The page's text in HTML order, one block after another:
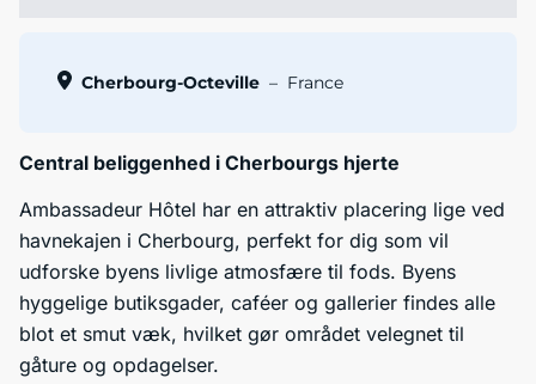
Cherbourg-Octeville – France
Central beliggenhed i Cherbourgs hjerte
Ambassadeur Hôtel har en attraktiv placering lige ved
havnekajen i Cherbourg, perfekt for dig som vil
udforske byens livlige atmosfære til fods. Byens
hyggelige butiksgader, caféer og gallerier findes alle
blot et smut væk, hvilket gør området velegnet til
gåture og opdagelser.